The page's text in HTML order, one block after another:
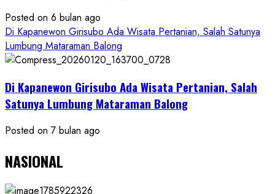
Posted on 6 bulan ago
Di Kapanewon Girisubo Ada Wisata Pertanian, Salah Satunya
Lumbung Mataraman Balong
Di Kapanewon Girisubo Ada Wisata Pertanian, Salah
Satunya Lumbung Mataraman Balong
Posted on 7 bulan ago
NASIONAL